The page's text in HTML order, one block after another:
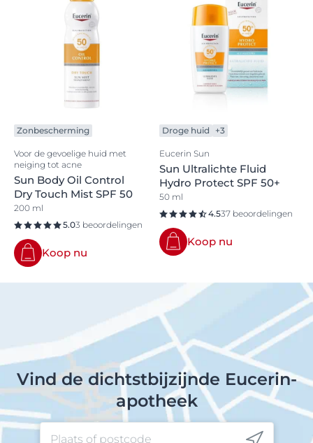
Zonbescherming
Voor de gevoelige huid met
neiging tot acne
Sun Body Oil Control
Dry Touch Mist SPF 50
200 ml
5.03 beoordelingen
Koop nu
Droge huid +3
Eucerin Sun
Sun Ultralichte Fluid
Hydro Protect SPF 50+
50 ml
4.537 beoordelingen
Koop nu
Vind de dichtstbijzijnde Eucerin-
apotheek